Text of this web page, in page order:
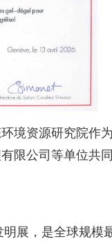
境资源研究院作
限公司等单位共
展，是全球规